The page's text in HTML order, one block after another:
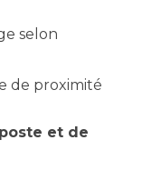
selon
de proximité
et de